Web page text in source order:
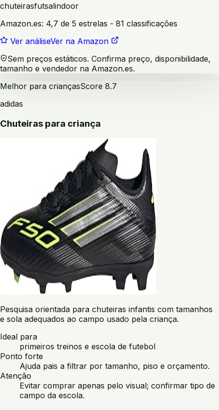
chuteirasfutsalindoor
Amazon.es: 4,7 de 5 estrelas - 81 classificações
Ver análiseVer na Amazon
Sem preços estáticos. Confirma preço, disponibilidade,
tamanho e vendedor na Amazon.es.
Melhor para criançasScore 8.7
adidas
Chuteiras para criança
Pesquisa orientada para chuteiras infantis com tamanhos
e sola adequados ao campo usado pela criança.
Ideal para
primeiros treinos e escola de futebol
Ponto forte
Ajuda pais a filtrar por tamanho, piso e orçamento.
Atenção
Evitar comprar apenas pelo visual; confirmar tipo de
campo da escola.